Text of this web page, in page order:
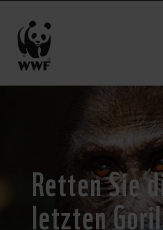
Retten Sie
letzten